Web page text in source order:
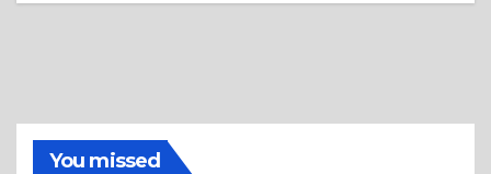
You missed